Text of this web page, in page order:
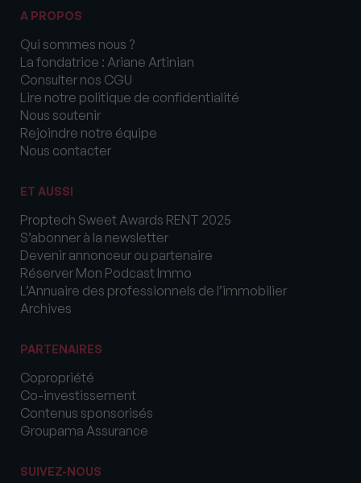
A PROPOS
Qui sommes nous ?
La fondatrice : Ariane Artinian
Consulter nos CGU
Lire notre politique de confidentialité
Nous soutenir
Rejoindre notre équipe
Nous contacter
ET AUSSI
Proptech Sweet Awards RENT 2025
S’abonner à la newsletter
Devenir annonceur ou partenaire
Réserver Mon Podcast Immo
L’Annuaire des professionnels de l’immobilier
Archives
PARTENAIRES
Copropriété
Co-investissement
Contenus sponsorisés
Groupama Assurance
SUIVEZ-NOUS